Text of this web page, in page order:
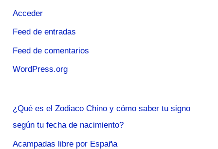
Acceder
Feed de entradas
Feed de comentarios
WordPress.org
¿Qué es el Zodiaco Chino y cómo saber tu signo
según tu fecha de nacimiento?
Acampadas libre por España